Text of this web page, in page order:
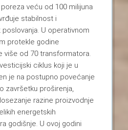
veću od 100 milijuna
stabilnost i
U operativnom
protekle godine
više od 70 transformatora.
ciklus koji je u
je na postupno povećanje
završetku proširenja,
razine proizvodnje
energetskih
godišnje. U ovoj godini